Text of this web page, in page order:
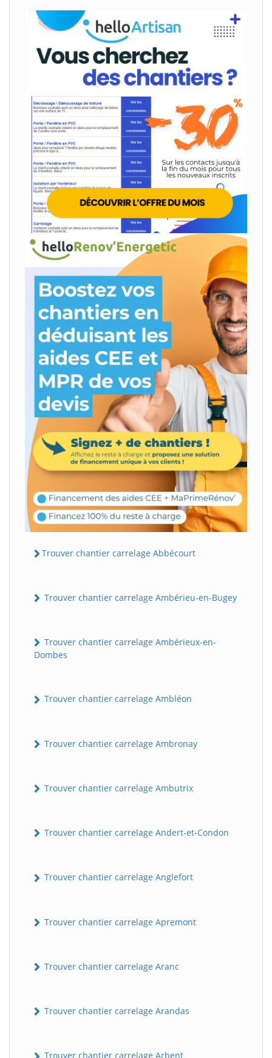
Trouver chantier carrelage Abbécourt
Trouver chantier carrelage Ambérieu-en-Bugey
Trouver chantier carrelage Ambérieux-en-
Dombes
Trouver chantier carrelage Ambléon
Trouver chantier carrelage Ambronay
Trouver chantier carrelage Ambutrix
Trouver chantier carrelage Andert-et-Condon
Trouver chantier carrelage Anglefort
Trouver chantier carrelage Apremont
Trouver chantier carrelage Aranc
Trouver chantier carrelage Arandas
Trouver chantier carrelage Arbent